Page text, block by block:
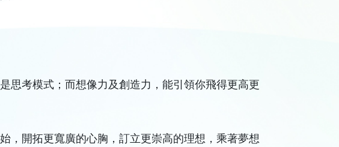
思考模式；而想像力及創造力，能引領你飛得更高更
，開拓更寬廣的心胸，訂立更崇高的理想，乘著夢想